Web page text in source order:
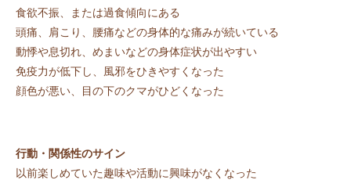
食欲不振、または過食傾向にある
頭痛、肩こり、腰痛などの身体的な痛みが続いている
動悸や息切れ、めまいなどの身体症状が出やすい
免疫力が低下し、風邪をひきやすくなった
顔色が悪い、目の下のクマがひどくなった
行動・関係性のサイン
以前楽しめていた趣味や活動に興味がなくなった